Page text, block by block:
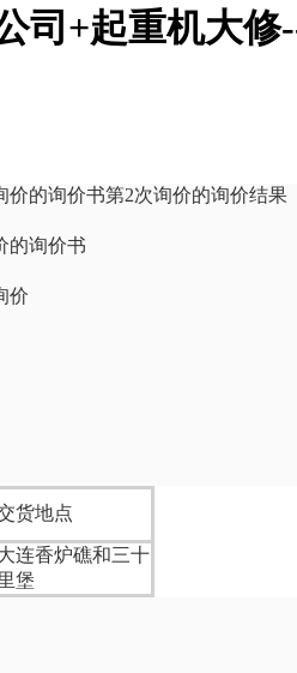
司+起重机大
价的询价书第2次询价的询价结果
的询价书
价
货地点
连香炉礁和三十
堡